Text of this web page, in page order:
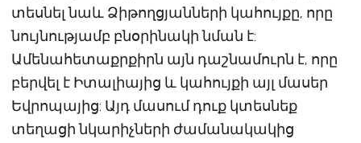
տեսնել նաև Ձիթողցյանների կահույքը, որը
նույնությամբ բնօրինակի նման է:
Ամենահետաքրքիրն այն դաշնամուրն է, որը
բերվել է Իտալիայից և կահույքի այլ մասեր
Եվրոպայից: Այդ մասում դուք կտեսնեք
տեղացի նկարիչների ժամանակակից